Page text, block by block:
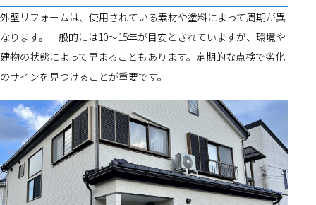
外壁リフォームは、使用されている素材や塗料によって周期が異
なります。一般的には10～15年が目安とされていますが、環境や
建物の状態によって早まることもあります。定期的な点検で劣化
のサインを見つけることが重要です。